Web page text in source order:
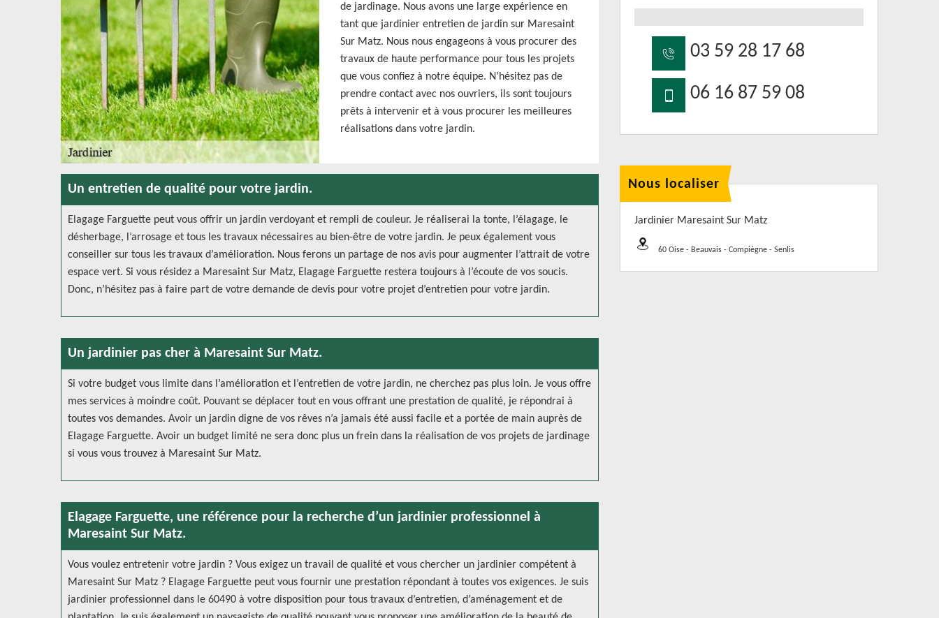
de jardinage. Nous avons une large expérience en
tant que jardinier entretien de jardin sur Maresaint
Sur Matz. Nous nous engageons à vous procurer des
travaux de haute performance pour tous les projets
que vous confiez à notre équipe. N’hésitez pas de
prendre contact avec nos ouvriers, ils sont toujours
prêts à intervenir et à vous procurer les meilleures
réalisations dans votre jardin.
Un entretien de qualité pour votre jardin.
Elagage Farguette peut vous offrir un jardin verdoyant et rempli de couleur. Je réaliserai la tonte, l’élagage, le
désherbage, l’arrosage et tous les travaux nécessaires au bien-être de votre jardin. Je peux également vous
conseiller sur tous les travaux d’amélioration. Nous ferons un partage de nos avis pour augmenter l’attrait de votre
espace vert. Si vous résidez a Maresaint Sur Matz, Elagage Farguette restera toujours à l’écoute de vos soucis.
Donc, n’hésitez pas à faire part de votre demande de devis pour votre projet d’entretien pour votre jardin.
Un jardinier pas cher à Maresaint Sur Matz.
Si votre budget vous limite dans l’amélioration et l’entretien de votre jardin, ne cherchez pas plus loin. Je vous offre
mes services à moindre coût. Pouvant se déplacer tout en vous offrant une prestation de qualité, je répondrai à
toutes vos demandes. Avoir un jardin digne de vos rêves n’a jamais été aussi facile et a portée de main auprès de
Elagage Farguette. Avoir un budget limité ne sera donc plus un frein dans la réalisation de vos projets de jardinage
si vous vous trouvez à Maresaint Sur Matz.
Elagage Farguette, une référence pour la recherche d’un jardinier professionnel à
Maresaint Sur Matz.
Vous voulez entretenir votre jardin ? Vous exigez un travail de qualité et vous chercher un jardinier compétent à
Maresaint Sur Matz ? Elagage Farguette peut vous fournir une prestation répondant à toutes vos exigences. Je suis
jardinier professionnel dans le 60490 à votre disposition pour tous travaux d’entretien, d’aménagement et de
03 59 28 17 68
06 16 87 59 08
Nous localiser
Jardinier Maresaint Sur Matz
60 Oise - Beauvais - Compiègne - Senlis